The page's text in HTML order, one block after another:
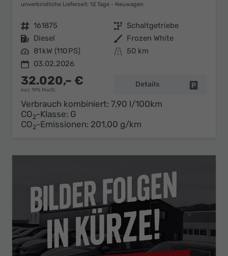
unverbindliche Lieferzeit: 12 Tage Neuwagen
Fahrzeugnr. 161875 Getriebe Schaltgetriebe
Kraftstoff Diesel Außenfarbe Frozen White
Leistung 81 kW (110 PS) Kilometerstand
50 km
03.02.2026
32.020,– €
incl. 19% MwSt.
Details
Verbrauch kombiniert: 7,90 l/100km
CO2-Klasse: G
CO2-Emissionen: 201,00 g/km